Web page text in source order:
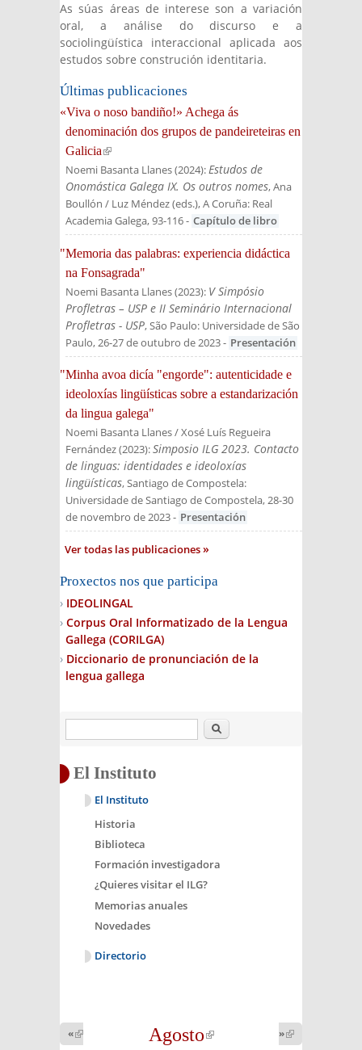
As súas áreas de interese son a variación
oral, a análise do discurso e a
sociolingüística interaccional aplicada aos
estudos sobre construción identitaria.
Últimas publicaciones
«Viva o noso bandiño!» Achega ás
denominación dos grupos de pandeireteiras en
Galicia(link is external)
Noemi Basanta Llanes(2024):Estudos de
Onomástica Galega IX. Os outros nomes, Ana
Boullón / Luz Méndez (eds.), A Coruña: Real
Academia Galega, 93-116- Capítulo de libro
"Memoria das palabras: experiencia didáctica
na Fonsagrada"
Noemi Basanta Llanes(2023): V Simpósio
Profletras – USP e II Seminário Internacional
Profletras - USP, São Paulo: Universidade de São
Paulo, 26-27 de outubro de 2023- Presentación
"Minha avoa dicía "engorde": autenticidade e
ideoloxías lingüísticas sobre a estandarización
da lingua galega"
Noemi Basanta Llanes / Xosé Luís Regueira
Fernández(2023):Simposio ILG 2023. Contacto
de linguas: identidades e ideoloxías
lingüísticas, Santiago de Compostela:
Universidade de Santiago de Compostela, 28-30
de novembro de 2023- Presentación
Ver todas las publicaciones
Proxectos nos que participa
IDEOLINGAL
Corpus Oral Informatizado de la Lengua
Gallega (CORILGA)
Diccionario de pronunciación de la
lengua gallega
Buscar
El Instituto
El Instituto
Historia
Biblioteca
Formación investigadora
¿Quieres visitar el ILG?
Memorias anuales
Novedades
Directorio
Agosto
(link is
« »